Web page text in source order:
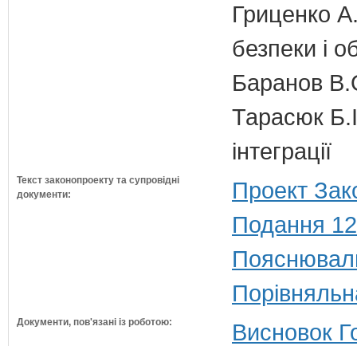
Гриценко
безпеки і
Баранов
Тарасюк
інтеграції
Текст законопроекту та супровідні
документи:
Проект
Подання
Документи, пов'язані із роботою: Висновок